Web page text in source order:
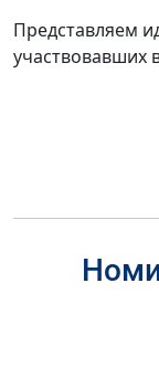
Представляем
участвовавших